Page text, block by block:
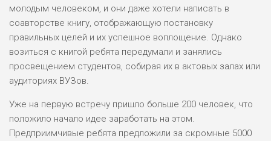
молодым человеком, и они даже хотели написать в
соавторстве книгу, отображающую постановку
правильных целей и их успешное воплощение. Однако
возиться с книгой ребята передумали и занялись
просвещением студентов, собирая их в актовых залах или
аудиториях ВУЗов.
Уже на первую встречу пришло больше 200 человек, что
положило начало идее заработать на этом.
Предприимчивые ребята предложили за скромные 5000